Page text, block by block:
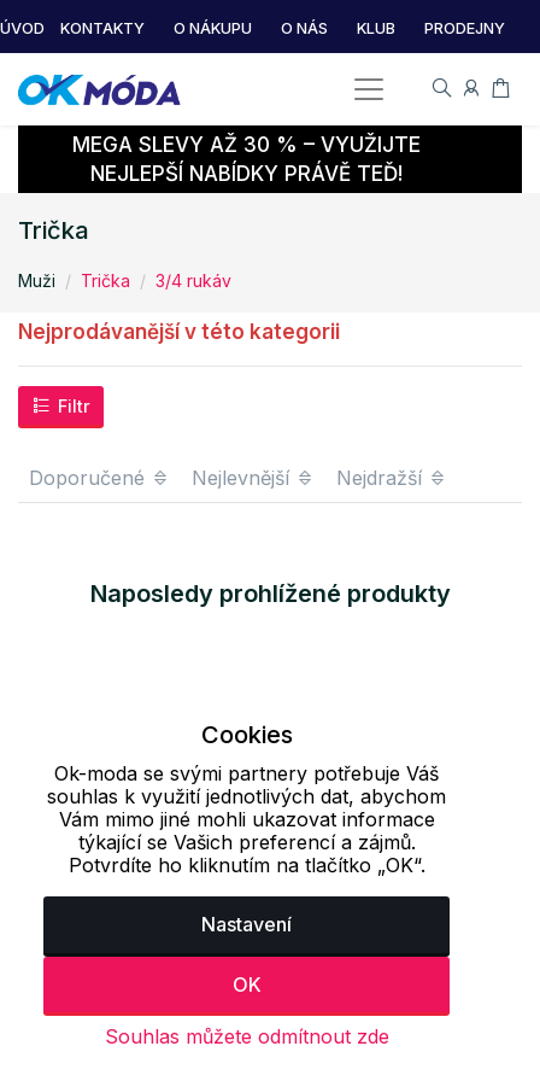
ÚVOD KONTAKTY O NÁKUPU O NÁS KLUB PRODEJNY
MEGA SLEVY AŽ 30 % – VYUŽIJTE
NEJLEPŠÍ NABÍDKY PRÁVĚ TEĎ!
Trička
Muži Trička 3/4 rukáv
Nejprodávanější v této kategorii
Filtr
Doporučené Nejlevnější Nejdražší
Naposledy prohlížené produkty
Cookies
Ok-moda se svými partnery potřebuje Váš
souhlas k využití jednotlivých dat, abychom
Vám mimo jiné mohli ukazovat informace
týkající se Vašich preferencí a zájmů.
Potvrdíte ho kliknutím na tlačítko „OK“.
Nastavení
OK
Souhlas můžete odmítnout zde